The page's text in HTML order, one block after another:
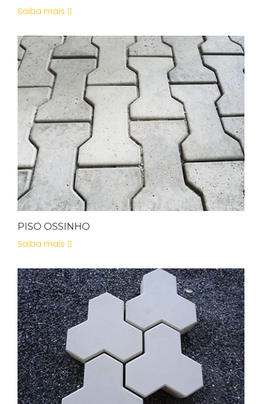
Saiba mais
PISO OSSINHO
Saiba mais